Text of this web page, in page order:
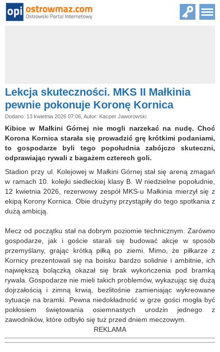
Lekcja skuteczności. MKS II Małkinia
pewnie pokonuje Koronę Kornica
Dodano: 13 kwietnia 2026 07:06, Autor: Kacper Jaworowski
Kibice w Małkini Górnej nie mogli narzekać na nudę. Choć
Korona Kornica starała się prowadzić grę krótkimi podaniami,
to gospodarze byli tego popołudnia zabójczo skuteczni,
odprawiając rywali z bagażem czterech goli.
Stadion przy ul. Kolejowej w Małkini Górnej stał się areną zmagań
w ramach 10. kolejki siedleckiej klasy B. W niedzielne popołudnie,
12 kwietnia 2026, rezerwowy zespół MKS-u Małkinia mierzył się z
ekipą Korony Kornica. Obie drużyny przystąpiły do tego spotkania z
dużą ambicją.
Mecz od początku stał na dobrym poziomie technicznym. Zarówno
gospodarze, jak i goście starali się budować akcje w sposób
przemyślany, grając krótką piłką po ziemi. Mimo, że piłkarze z
Kornicy prezentowali się na boisku bardzo solidnie i ambitnie, ich
największą bolączką okazał się brak wykończenia pod bramką
rywala. Gospodarze nie mieli takich problemów, wykazując się dużą
dojrzałością i zimną krwią, bezlitośnie zamieniając wykreowane
sytuacje na bramki. Pewna niedokładność w grze gości mogła być
pokłosiem świętowania osiemnastych urodzin jednego z
zawodników, które odbyło się tuż przed dniem meczowym.
REKLAMA